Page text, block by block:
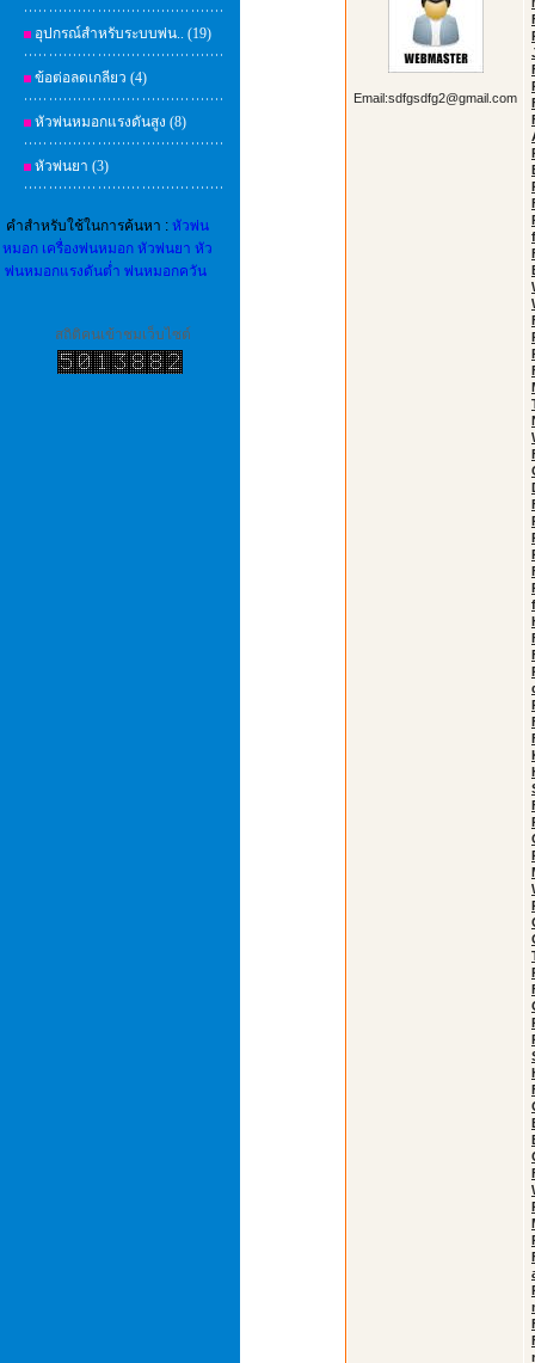
อุปกรณ์สำหรับระบบพ่น.. (19)
ข้อต่อลดเกลียว (4)
หัวพ่นหมอกแรงดันสูง (8)
หัวพ่นยา (3)
คำสำหรับใช้ในการค้นหา :หัวพ่น
หมอก เครื่องพ่นหมอก หัวพ่นยา หัว
พ่นหมอกแรงดันต่ำ พ่นหมอกควัน
สถิติคนเข้าชมเว็บไซต์
Email:sdfgsdfg2@gmail.com